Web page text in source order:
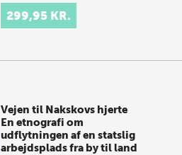
299,95 KR.
Vejen til Nakskovs hjerte
En etnografi om
udflytningen af en statslig
arbejdsplads fra by til land